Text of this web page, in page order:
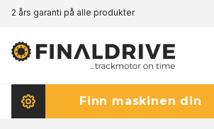
2 års garanti på alle produkterPrisgaranti - klikk
Finn maskinen din